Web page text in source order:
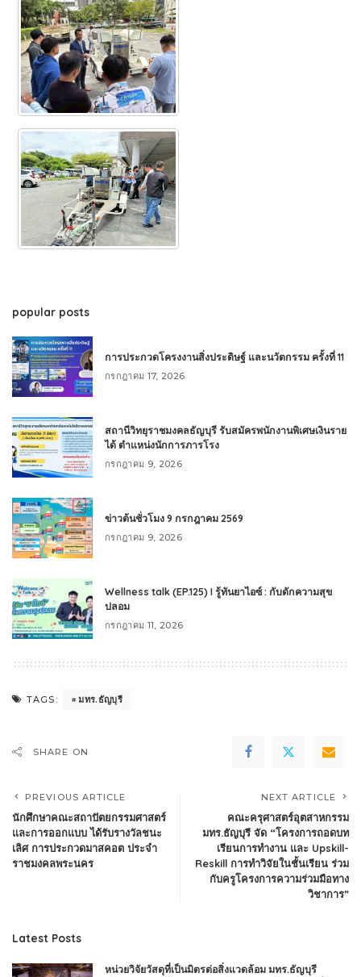
popular posts
การประกวดโครงงานสิ่งประดิษฐ์ และนวัตกรรม ครั้งที่ 11
กรกฎาคม 17, 2026
สถานีวิทยุราชมงคลธัญบุรี รับสมัครพนักงานพิเศษเงินราย
ได้ ตำแหน่งนักการภารโรง
กรกฎาคม 9, 2026
ข่าวต้นชั่วโมง 9 กรกฎาคม 2569
กรกฎาคม 9, 2026
Wellness talk (EP.125) I รู้ทันยาไอซ์ : กับดักความสุข
ปลอม
กรกฎาคม 11, 2026
TAGS: มทร.ธัญบุรี
SHARE ON
PREVIOUS ARTICLE
นักศึกษาคณะสถาปัตยกรรมศาสตร์
และการออกแบบ ได้รับรางวัลชนะ
เลิศ การประกวดมาสคอต ประจำ
ราชมงคลพระนคร
NEXT ARTICLE
คณะครุศาสตร์อุตสาหกรรม
มทร.ธัญบุรี จัด “โครงการถอดบท
เรียนการทำงาน และ Upskill-
Reskill การทำวิจัยในชั้นเรียน ร่วม
กับครูโครงการความร่วมมือทาง
วิชาการ”
Latest Posts
หน่วยวิจัยวัสดุที่เป็นมิตรต่อสิ่งแวดล้อม มทร.ธัญบุรี